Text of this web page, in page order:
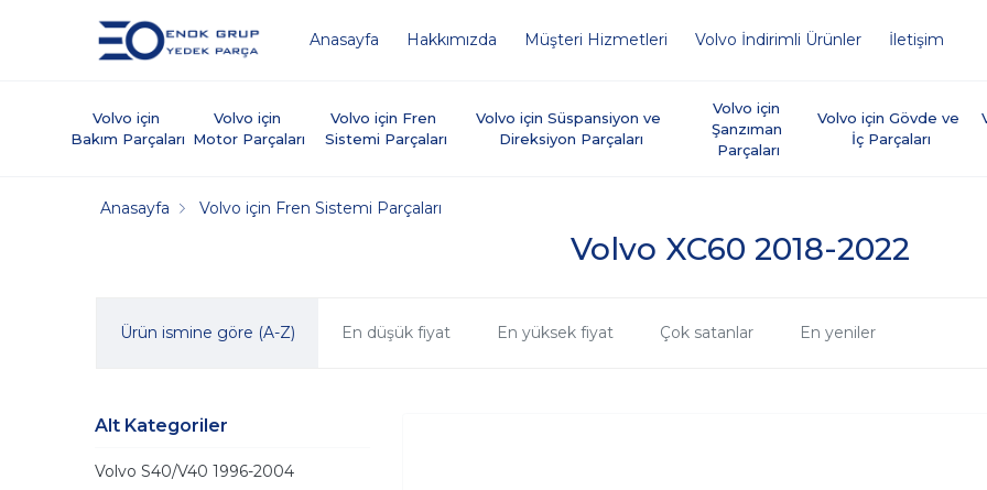
Anasayfa Hakkımızda Müşteri Hizmetleri Volvo İndirimli Ürünler İletişim
Volvo için
Bakım Parçaları
Volvo için
Motor Parçaları
Volvo için Fren
Sistemi Parçaları
Volvo için Süspansiyon ve
Direksiyon Parçaları
Volvo için
Şanzıman
Parçaları
Volvo için Gövde ve
İç Parçaları
Volvo XC60 2018-2022
Anasayfa Volvo için Fren Sistemi Parçaları
Ürün ismine göre (A-Z) En düşük fiyat En yüksek fiyat Çok satanlar En yeniler
Alt Kategoriler
Volvo S40/V40 1996-2004